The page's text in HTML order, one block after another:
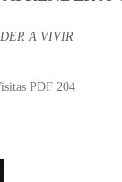
A VIVIR
PDF 204